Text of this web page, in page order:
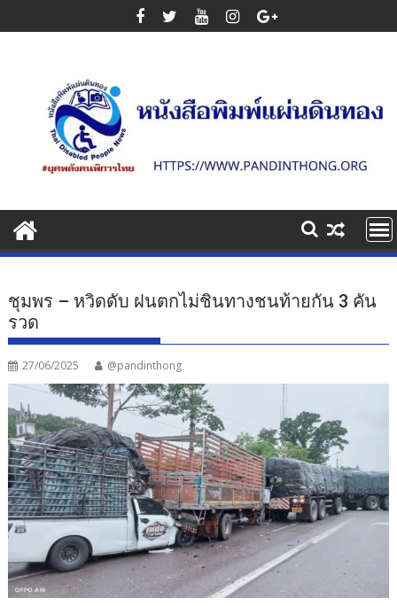
to
ชุมพร – หวิดดับ ฝนตกไม่ชินทางชนท้ายกัน 3 คัน
รวด
27/06/2025 @pandinthong